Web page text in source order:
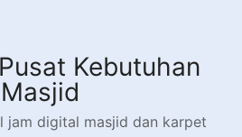
Kebutuhan
Masjid
jam digital masjid dan karpet